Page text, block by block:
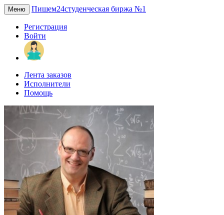
Меню Пишем24студенческая биржа №1
Регистрация
Войти
Лента заказов
Исполнители
Помощь